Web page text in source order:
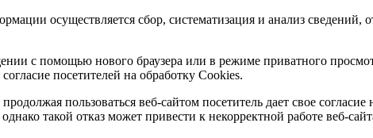
осуществляется сбор, систематизация и анализ
с помощью нового браузера или в режиме приватного
посетителей на обработку Сookies.
пользоваться веб-сайтом посетитель дает свое
такой отказ может привести к некорректной работе веб-